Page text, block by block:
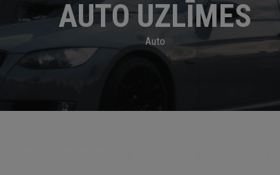
AUTO UZLĪMES
Auto